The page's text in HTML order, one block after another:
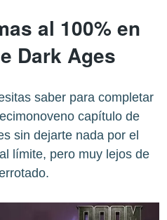
al 100% en
Dark Ages
saber para completar
capítulo de
sin dejarte nada por el
límite, pero muy lejos de